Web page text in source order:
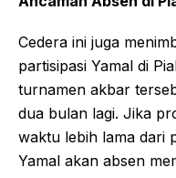
Cedera ini juga
partisipasi Yamal di
turnamen akbar
dua bulan lagi. Jika
waktu lebih lama dari
Yamal akan absen